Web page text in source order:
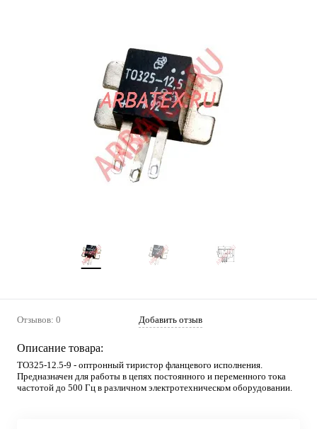
Отзывов: 0 Добавить отзыв
Описание товара:
ТО325-12.5-9 - оптронный тиристор фланцевого исполнения.
Предназначен для работы в цепях постоянного и переменного тока
частотой до 500 Гц в различном электротехническом оборудовании.